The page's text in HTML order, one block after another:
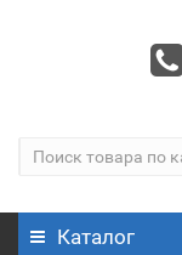
Каталог